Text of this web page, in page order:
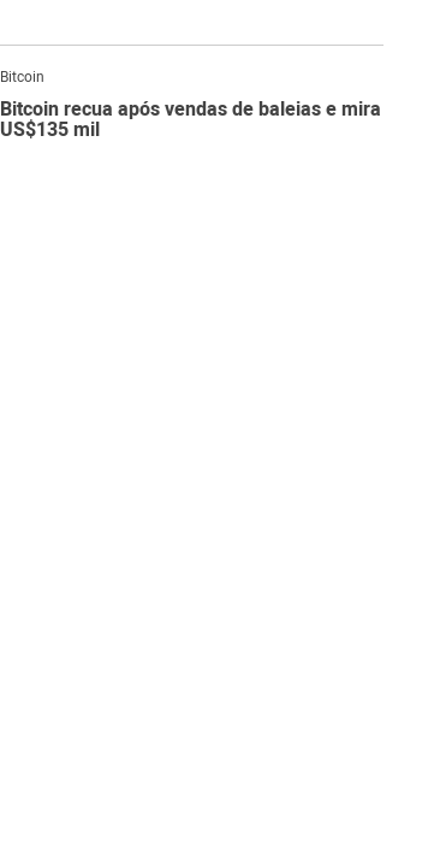
Bitcoin
Bitcoin recua após vendas de baleias e mira
US$135 mil